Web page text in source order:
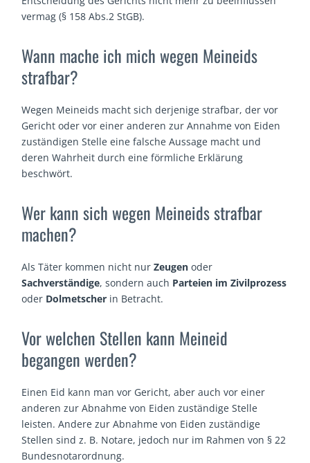
vermag (§ 158 Abs.2 StGB).
Wann mache ich mich wegen Meineids
strafbar?
Wegen Meineids macht sich derjenige strafbar, der vor
Gericht oder vor einer anderen zur Annahme von Eiden
zuständigen Stelle eine falsche Aussage macht und
deren Wahrheit durch eine förmliche Erklärung
beschwört.
Wer kann sich wegen Meineids strafbar
machen?
Als Täter kommen nicht nurZeugen oder
Sachverständige, sondern auch Parteien im Zivilprozess
oder Dolmetscher in Betracht.
Vor welchen Stellen kann Meineid
begangen werden?
Einen Eid kann man vor Gericht, aber auch vor einer
anderen zur Abnahme von Eiden zuständige Stelle
leisten. Andere zur Abnahme von Eiden zuständige
Stellen sind z. B. Notare, jedoch nur im Rahmen von § 22
Bundesnotarordnung.